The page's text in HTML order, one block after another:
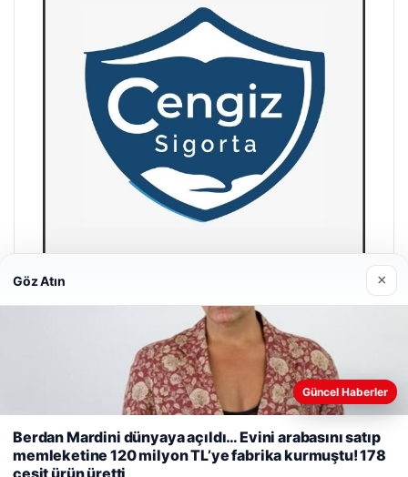
Web sitemizi nasıl kullandığınızı daha iyi anlayabilmek,
deneyiminizi kişiselleştirmek ve geliştirmek amacıyla çerezler
kullanıyoruz. Çerez Politikamız
Reddet Kabul Et
Göz Atın ×
Güncel Haberler
Berdan Mardini dünyaya açıldı… Evini arabasını satıp
memleketine 120 milyon TL’ye fabrika kurmuştu! 178
çeşit ürün üretti